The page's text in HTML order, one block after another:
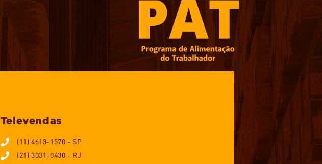
Televendas
(11) 4613-1570 - SP
(21) 3031-0430 - RJ